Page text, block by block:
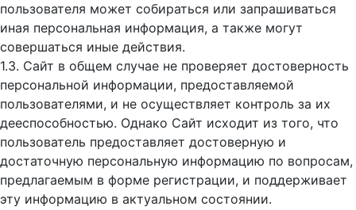
пользователя может собираться или запрашиваться
иная персональная информация, а также могут
совершаться иные действия.
1.3. Сайт в общем случае не проверяет достоверность
персональной информации, предоставляемой
пользователями, и не осуществляет контроль за их
дееспособностью. Однако Сайт исходит из того, что
пользователь предоставляет достоверную и
достаточную персональную информацию по вопросам,
предлагаемым в форме регистрации, и поддерживает
эту информацию в актуальном состоянии.